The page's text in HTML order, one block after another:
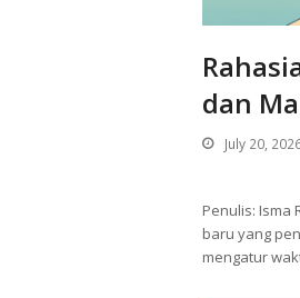
dan
July 20,
Penulis: Isma
baru yang
mengatur